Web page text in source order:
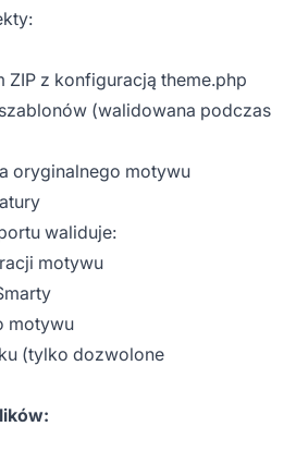
ZIP z konfiguracją theme.php
szablonów (walidowana podczas
oryginalnego motywu
waliduje:
motywu
motywu
(tylko dozwolone